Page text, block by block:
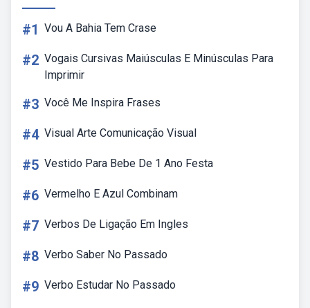
#1 Vou A Bahia Tem Crase
#2 Vogais Cursivas Maiúsculas E Minúsculas Para
Imprimir
#3 Você Me Inspira Frases
#4 Visual Arte Comunicação Visual
#5 Vestido Para Bebe De 1 Ano Festa
#6 Vermelho E Azul Combinam
#7 Verbos De Ligação Em Ingles
#8 Verbo Saber No Passado
#9 Verbo Estudar No Passado